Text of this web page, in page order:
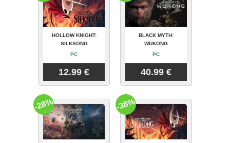
HOLLOW KNIGHT:
SILKSONG
PC
12.99 €
BLACK MYTH:
WUKONG
PC
40.99 €
-28% -38%